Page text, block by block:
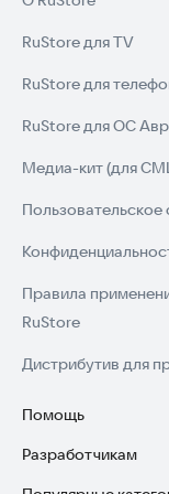
RuStore для TV
RuStore для
RuStore для ОС
Медиа-кит (для
Пользовательское
Правила
RuStore
Дистрибутив для
Помощь
Установка RuStore
Разработчикам